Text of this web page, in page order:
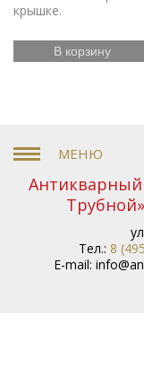
крышке.
В корзину
Тел.: 8
E-mail: